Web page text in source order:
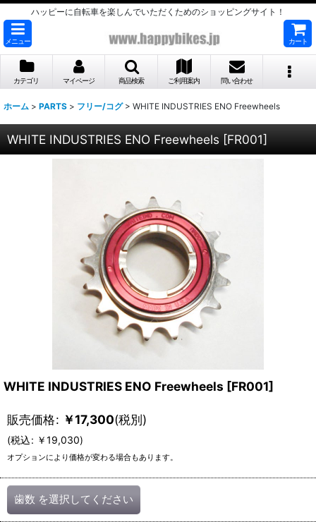
ハッピーに自転車を楽しんでいただくためのショッピングサイト！
メニュー カート
カテゴリ マイページ 商品検索 ご利用案内 問い合わせ
ホーム > PARTS > フリー/コグ > WHITE INDUSTRIES ENO Freewheels
WHITE INDUSTRIES ENO Freewheels [FR001]
WHITE INDUSTRIES ENO Freewheels [FR001]
販売価格: ￥17,300(税別)
(税込: ￥19,030)
オプションにより価格が変わる場合もあります。
歯数 を選択してください